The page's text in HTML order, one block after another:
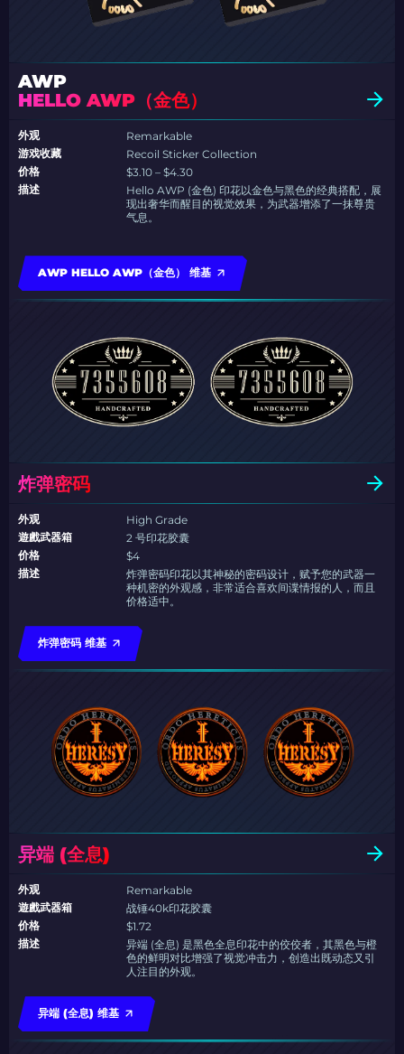
AWP
HELLO AWP（金色）
外观
Remarkable
游戏收藏
Recoil Sticker Collection
价格
$3.10 – $4.30
描述
Hello AWP (金色) 印花以金色与黑色的经典搭配，展
现出奢华而醒目的视觉效果，为武器增添了一抹尊贵
气息。
AWP HELLO AWP（金色） 维基
炸弹密码
外观
High Grade
遊戲武器箱
2 号印花胶囊
价格
$4
描述
炸弹密码印花以其神秘的密码设计，赋予您的武器一
种机密的外观感，非常适合喜欢间谍情报的人，而且
价格适中。
炸弹密码 维基
异端 (全息)
外观
Remarkable
遊戲武器箱
战锤40k印花胶囊
价格
$1.72
描述
异端 (全息) 是黑色全息印花中的佼佼者，其黑色与橙
色的鲜明对比增强了视觉冲击力，创造出既动态又引
人注目的外观。
异端 (全息) 维基